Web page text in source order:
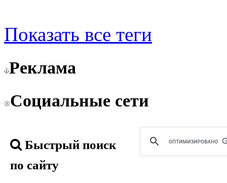
Показать все теги
Реклама
Социальные сети
Быстрый поиск
по сайту